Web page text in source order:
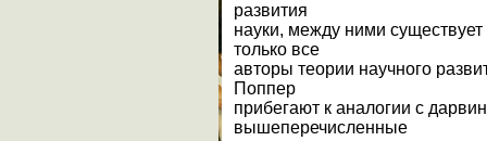
развития
науки, между ними
только все
авторы теории научного
Поппер
прибегают к аналогии с
вышеперечисленные